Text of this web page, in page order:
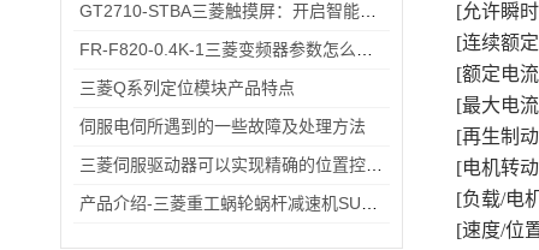
三菱Q系列定位模块产品特点
伺服电伺所遇到的一些故障及处理方法
[允许瞬
[连续额
[额定电
[最大电
[再生制
[电机转
[负载/电
[速度/位